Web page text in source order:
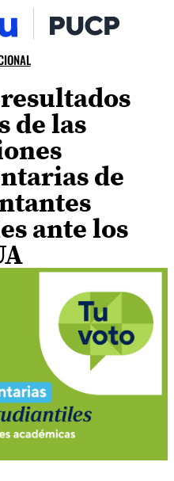
de las
de
ante los